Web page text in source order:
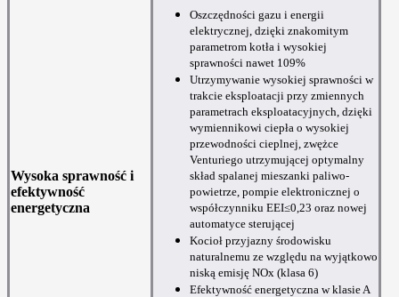
Wysoka sprawność i
efektywność
energetyczna
Oszczędności gazu i energii
elektrycznej, dzięki znakomitym
parametrom kotła i wysokiej
sprawności nawet 109%
Utrzymywanie wysokiej sprawności w
trakcie eksploatacji przy zmiennych
parametrach eksploatacyjnych, dzięki
wymiennikowi ciepła o wysokiej
przewodności cieplnej, zwężce
Venturiego utrzymującej optymalny
skład spalanej mieszanki paliwo-
powietrze, pompie elektronicznej o
współczynniku EEI≤0,23 oraz nowej
automatyce sterującej
Kocioł przyjazny środowisku
naturalnemu ze względu na wyjątkowo
niską emisję NOx (klasa 6)
Efektywność energetyczna w klasie A